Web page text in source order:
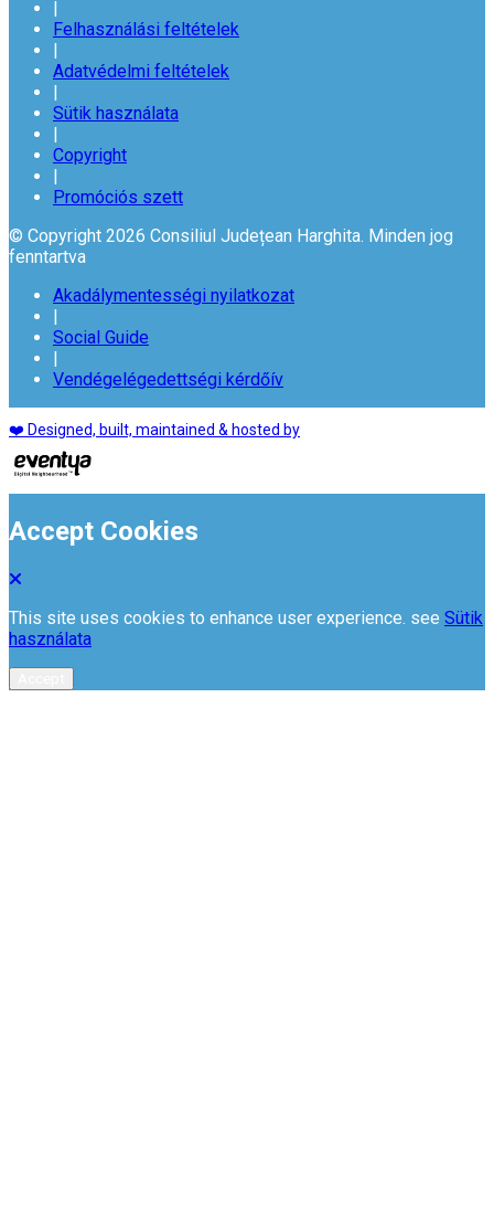
Felhasználási feltételek
Adatvédelmi feltételek
Sütik használata
Copyright
Promóciós szett
© Copyright 2026 Consiliul Județean Harghita. Minden jog
fenntartva
Akadálymentességi nyilatkozat
Social Guide
Vendégelégedettségi kérdőív
❤️ Designed, built, maintained & hosted by
Accept Cookies
This site uses cookies to enhance user experience. see Sütik
használata